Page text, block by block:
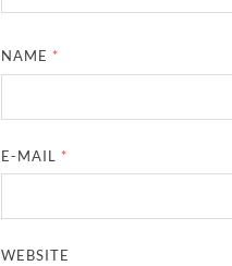
NAME *
E-MAIL *
WEBSITE